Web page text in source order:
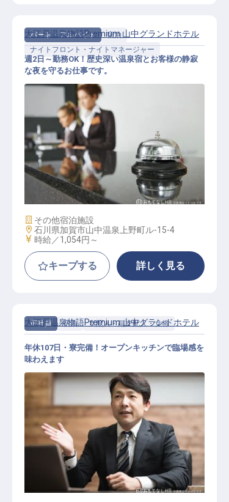
パート・アルバイト
宿泊
ナイトフロント・ナイトマネージャー
ナイトフロント
大江戸温泉物語Premium 山中グランドホテル
週2日～勤務OK！歴史深い温泉宿とお客様の静寂
な夜を守るお仕事です。
施設業態
その他宿泊施設
勤務地
石川県加賀市山中温泉上野町ル-15-4
給与
時給／1,054円～
キープする 詳しく見る
正社員 宿泊 支配人・副支配人・女将
支配人・副支配人・女将 / 正社員
大江戸温泉物語Premium 山中グランドホテル
年休107日・寮完備！オープンキッチンで臨場感を
味わえます